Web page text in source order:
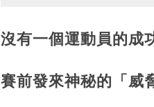
沒有一個運動員的成
賽前發來神秘的「威